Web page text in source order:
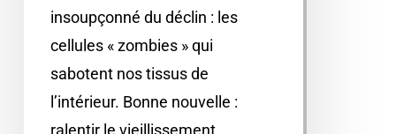
insoupçonné du déclin : les
cellules « zombies » qui
sabotent nos tissus de
l’intérieur. Bonne nouvelle :
ralentir le vieillissement